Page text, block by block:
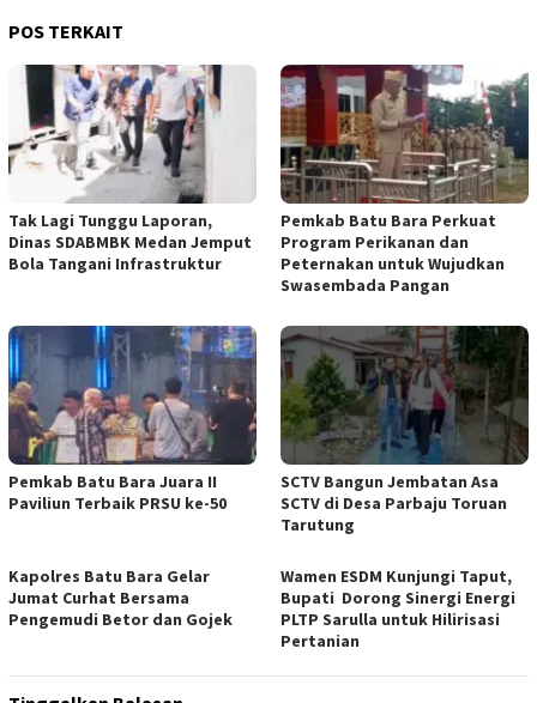
POS TERKAIT
Tak Lagi Tunggu Laporan,
Dinas SDABMBK Medan Jemput
Bola Tangani Infrastruktur
Pemkab Batu Bara Perkuat
Program Perikanan dan
Peternakan untuk Wujudkan
Swasembada Pangan
Pemkab Batu Bara Juara II
Paviliun Terbaik PRSU ke-50
SCTV Bangun Jembatan Asa
SCTV di Desa Parbaju Toruan
Tarutung
Kapolres Batu Bara Gelar
Jumat Curhat Bersama
Pengemudi Betor dan Gojek
Wamen ESDM Kunjungi Taput,
Bupati Dorong Sinergi Energi
PLTP Sarulla untuk Hilirisasi
Pertanian